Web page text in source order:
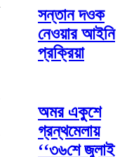
সন্তান দওক
নেওয়ার আইনি
প্রক্রিয়া
অমর একুশে
গ্রন্থমেলায়
‘‘৩৬শে জুলাই